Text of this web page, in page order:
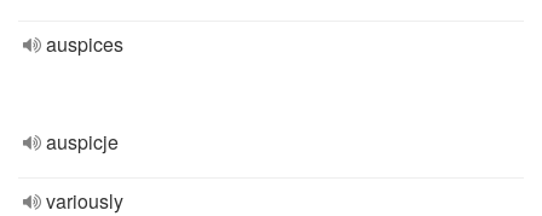
auspices
auspicje
variously